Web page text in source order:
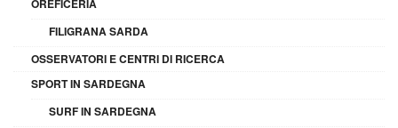
FILIGRANA SARDA
OSSERVATORI E CENTRI DI RICERCA
SPORT IN SARDEGNA
SURF IN SARDEGNA